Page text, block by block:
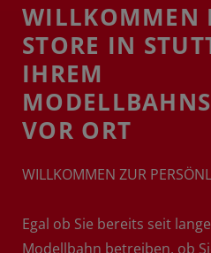
WILLKOMMEN
STORE IN
IHREM
VOR ORT
WILLKOMMEN ZUR
Egal ob Sie bereits seit
Modellbahn betreiben, ob